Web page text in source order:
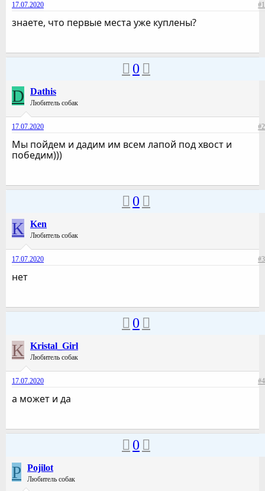
17.07.2020 #1
знаете, что первые места уже куплены?
0
D Dathis
Любитель собак
17.07.2020 #2
Мы пойдем и дадим им всем лапой под хвост и
победим)))
0
K Ken
Любитель собак
17.07.2020 #3
нет
0
K Kristal_Girl
Любитель собак
17.07.2020 #4
а может и да
0
P Pojilot
Любитель собак